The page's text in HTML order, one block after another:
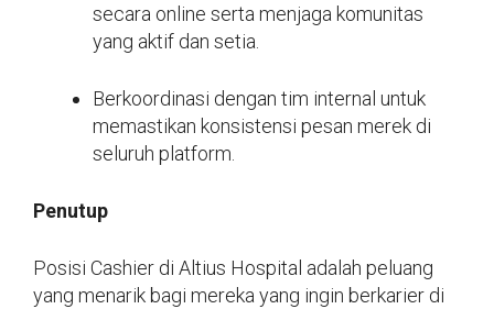
secara online serta menjaga komunitas
yang aktif dan setia.
Berkoordinasi dengan tim internal untuk
memastikan konsistensi pesan merek di
seluruh platform.
Penutup
Posisi Cashier di Altius Hospital adalah peluang
yang menarik bagi mereka yang ingin berkarier di